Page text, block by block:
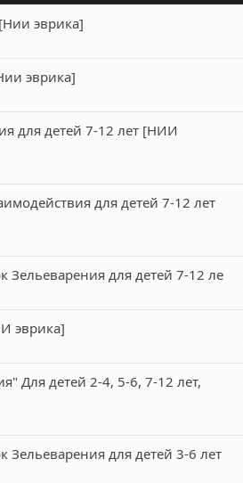
эврика]
эврика]
для детей 7-12 лет [НИИ
для детей 7-12 лет
для детей 7-12 ле
эврика]
Для детей 2-4, 5-6, 7-12 лет,
для детей 3-6 лет